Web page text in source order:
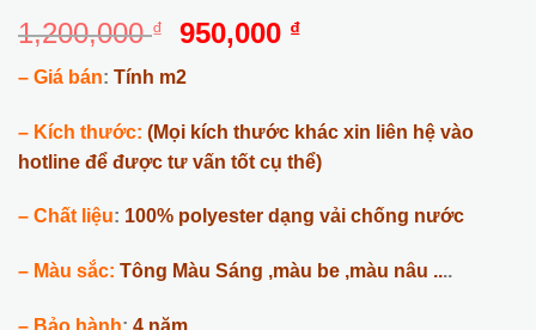
1,200,000₫
Giá
là:
1,200,000 ₫.
950,000 ₫Giá
là:
950,000 ₫.
– Giá bán: Tính m2
– Kích thước: (Mọi kích thước khác xin liên hệ vào
hotline để được tư vấn tốt cụ thể)
– Chất liệu: 100% polyester dạng vải chống nước
– Màu sắc: Tông Màu Sáng ,màu be ,màu nâu ....
– Bảo hành: 4 năm